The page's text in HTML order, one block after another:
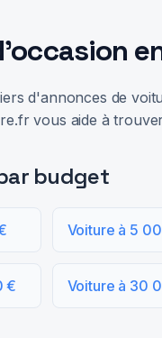
d'annonces de
vous aide à
budget
Voiture à 5
€ Voiture à 30